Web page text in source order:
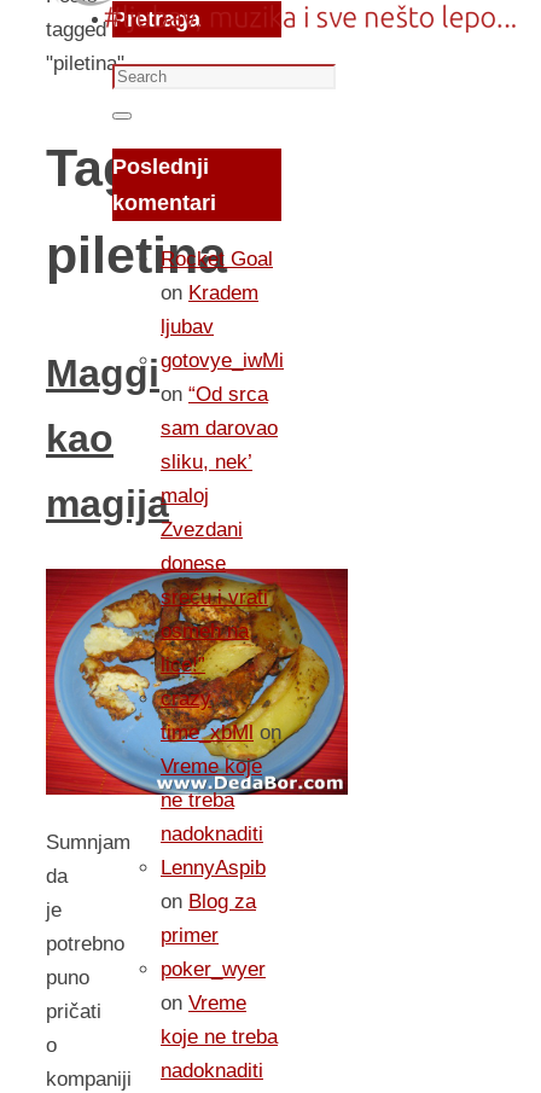
tagged
"piletina"
Tag:
piletina
Maggi
kao
magija
Sumnjam
da
je
potrebno
puno
pričati
o
kompaniji
Pretraga
Search
for:
Search
Poslednji
komentari
Rocket Goal
on Kradem
ljubav
gotovye_iwMi
on “Od srca
sam darovao
sliku, nek’
maloj
Zvezdani
donese
sreću i vrati
osmeh na
lice!”
crazy
time_xbMlon
Vreme koje
ne treba
nadoknaditi
LennyAspib
on Blog za
primer
poker_wyer
on Vreme
koje ne treba
nadoknaditi